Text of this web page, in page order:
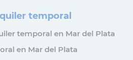
temporal
temporal en Mar del Plata
en Mar del Plata